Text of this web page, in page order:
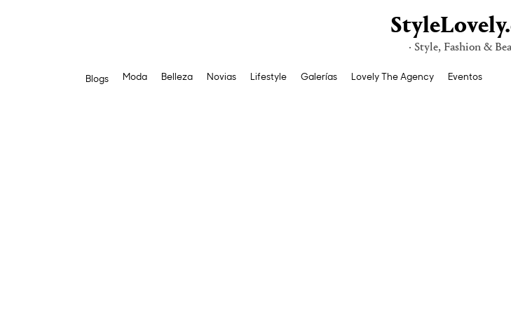
· Style, Fashion &
Blogs Moda Belleza Novias Lifestyle Galerías Lovely The Agency Eventos